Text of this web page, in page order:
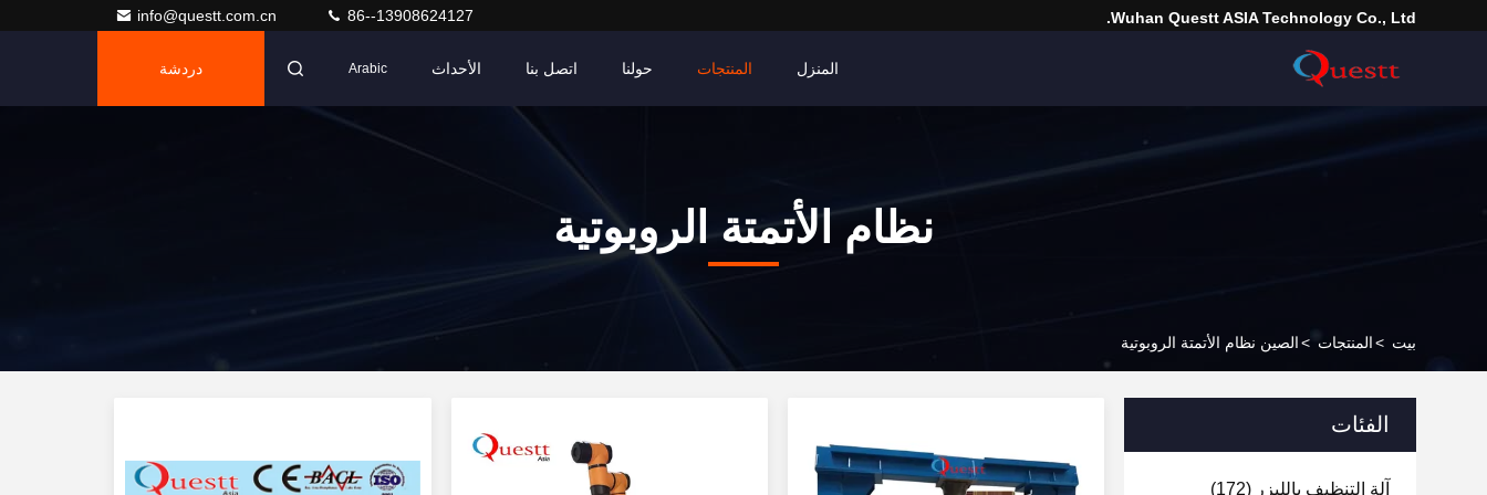
Wuhan Questt ASIA Technology Co., Ltd.
info@questt.com.cn 86--13908624127
المنزل المنتجات حولنا اتصل بنا الأحداث Arabic دردشة
نظام الأتمتة الروبوتية
بيت >المنتجات >الصين نظام الأتمتة الروبوتية
الفئات
آلة التنظيف بالليزر (172)